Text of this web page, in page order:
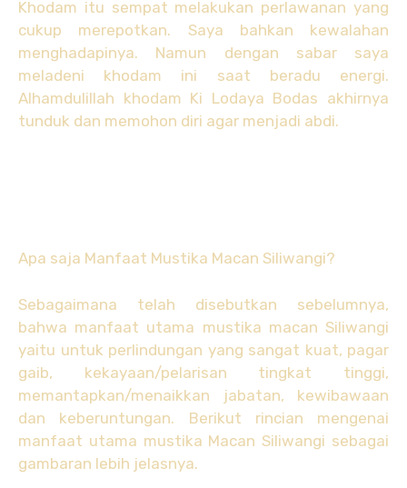
Khodam itu sempat melakukan perlawanan yang
cukup merepotkan. Saya bahkan kewalahan
menghadapinya. Namun dengan sabar saya
meladeni khodam ini saat beradu energi.
Alhamdulillah khodam Ki Lodaya Bodas akhirnya
tunduk dan memohon diri agar menjadi abdi.
Apa saja Manfaat Mustika Macan Siliwangi?
Sebagaimana telah disebutkan sebelumnya,
bahwa manfaat utama mustika macan Siliwangi
yaitu untuk perlindungan yang sangat kuat, pagar
gaib, kekayaan/pelarisan tingkat tinggi,
memantapkan/menaikkan jabatan, kewibawaan
dan keberuntungan. Berikut rincian mengenai
manfaat utama mustika Macan Siliwangi sebagai
gambaran lebih jelasnya.